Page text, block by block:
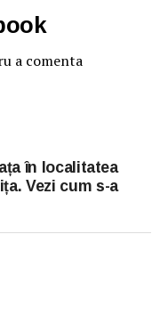
a comenta
în localitatea
Vezi cum s-a